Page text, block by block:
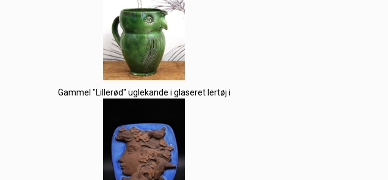
Gammel "Lillerød" uglekande i glaseret lertøj i